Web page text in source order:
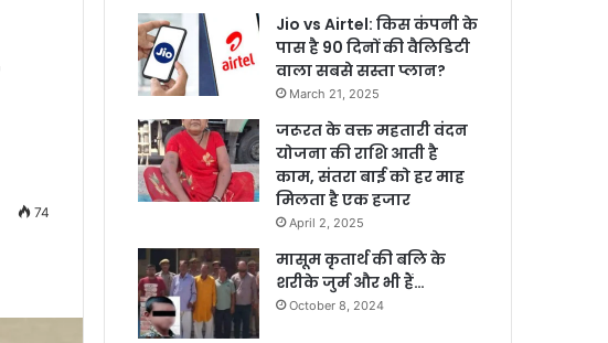
74
Jio vs Airtel: किस कंपनी के
पास है 90 दिनों की वैलिडिटी
वाला सबसे सस्ता प्लान?
March 21, 2025
जरूरत के वक्त महतारी वंदन
योजना की राशि आती है
काम, संतरा बाई को हर माह
मिलता है एक हजार
April 2, 2025
मासूम कृतार्थ की बलि के
शरीके जुर्म और भी हैं…
October 8, 2024